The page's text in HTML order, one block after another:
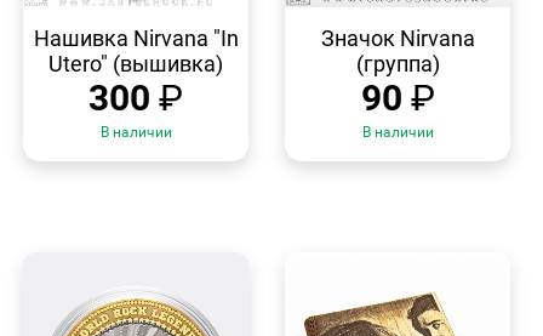
ПРОСМОТР
Нашивка Nirvana "In
Utero" (вышивка)
300 ₽
В наличии
ПРОСМОТР
Значок Nirvana
(группа)
90 ₽
В наличии